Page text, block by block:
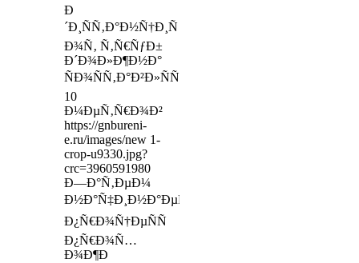
Ð
´Ð¸ÑÑ‚Ð°Ð½Ñ†Ð¸Ñ
Ð¾Ñ‚ Ñ‚Ñ€ÑƒÐ±
Ð´Ð¾Ð»Ð¶Ð½Ð°
ÑÐ¾ÑÑ‚Ð°Ð²Ð»ÑÑ‚ÑŒ
10
Ð¼ÐµÑ‚Ñ€Ð¾Ð²
https://gnbureni-
e.ru/images/new 1-
crop-u9330.jpg?
crc=3960591980
Ð—Ð°Ñ‚ÐµÐ¼
Ð½Ð°Ñ‡Ð¸Ð½Ð°ÐµÑ‚ÑÑ
Ð¿Ñ€Ð¾Ñ†ÐµÑÑ
Ð¿Ñ€Ð¾Ñ…
Ð¾Ð¶Ð